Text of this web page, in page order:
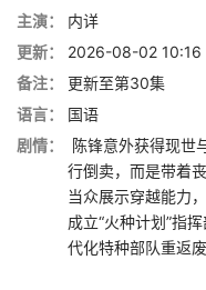
主演：
内详
更新：
2026-08-02 10:16
备注：
更新至第30集
语言：
国语
剧情：
陈锋意外获得现世
行倒卖，而是带着
当众展示穿越能力
成立“火种计划”指
代化特种部队重返